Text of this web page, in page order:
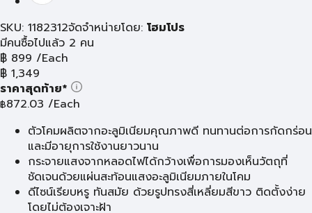
SKU: 1182312จัดจำหน่ายโดย: โฮมโปร
มีคนซื้อไปแล้ว 2 คน
฿ 899 /Each
฿ 1,349
ราคาสุดท้าย*
฿872.03 /Each
ตัวโคมผลิตจากอะลูมิเนียมคุณภาพดี ทนทานต่อการกัดกร่อน
และมีอายุการใช้งานยาวนาน
กระจายแสงจากหลอดไฟได้กว้างเพื่อการมองเห็นวัตถุที่
ชัดเจนด้วยแผ่นสะท้อนแสงอะลูมิเนียมภายในโคม
ดีไซน์เรียบหรู ทันสมัย ด้วยรูปทรงสี่เหลี่ยมสีขาว ติดตั้งง่าย
โดยไม่ต้องเจาะฝ้า